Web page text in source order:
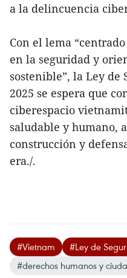
a la delincuencia
Con el lema
en la seguridad y
sostenible”, la Ley de
2025 se espera que
ciberespacio
saludable y humano,
construcción y
era./.
#Vietnam
#Ley de
#derechos humanos y